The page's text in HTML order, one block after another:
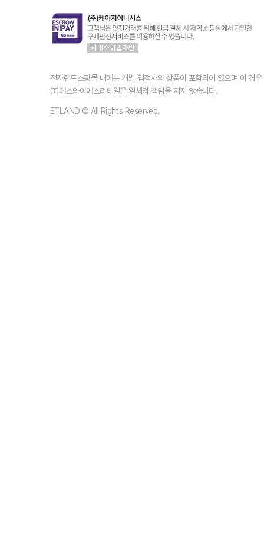
전자랜드쇼핑몰 내에는 개별 입점사의 상품이 포함되어 있으며 이 경
㈜에스와이에스리테일은 일체의 책임을 지지 않습니다.
ETLAND © All Rights Reserved.